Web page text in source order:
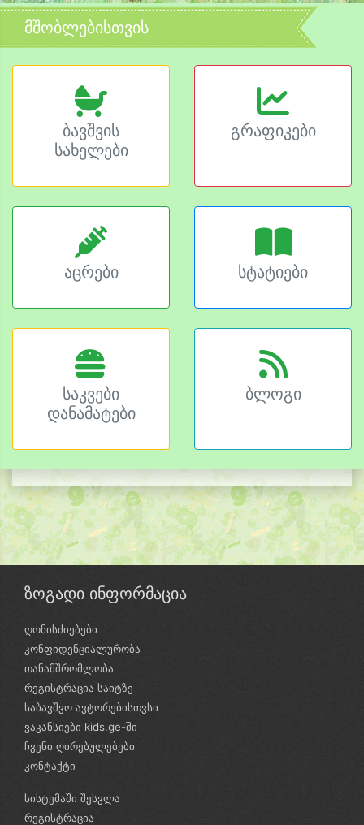
მშობლებისთვის
ბავშვის
სახელები
გრაფიკები
აცრები სტატიები
საკვები
დანამატები
ბლოგი
ზოგადი ინფორმაცია
ღონისძიებები
კონფიდენციალურობა
თანამშრომლობა
რეგისტრაცია საიტზე
საბავშვო ავტორებისთვსი
ვაკანსიები kids.ge-ში
ჩვენი ღირებულებები
კონტაქტი
სისტემაში შესვლა
რეგისტრაცია